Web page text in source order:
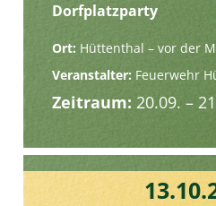
Dorfplatzparty
Ort: Hüttenthal – vor der
Veranstalter: Feuerwehr
Zeitraum:20.09. –